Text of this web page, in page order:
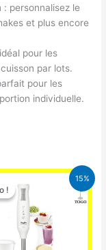
personnalisez le
et plus encore
pour les
par lots.
pour les
individuelle.
15%
!!
Le
prix
initial
était :
12.900 CFA.
Le